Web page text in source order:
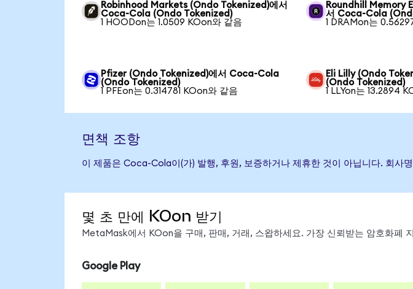
Robinhood Markets (Ondo Tokenized)에서
Coca-Cola (Ondo Tokenized)
1 HOODon는 1.0509 KOon와 같음
Roundhill Memory
서 Coca-Cola
1 DRAMon는
Pfizer (Ondo Tokenized)에서 Coca-Cola
(Ondo Tokenized)
1 PFEon는 0.314781 KOon와 같음
Eli Lilly (Ondo
(Ondo Tokenized)
1 LLYon는 13.2894
면책 조항
이 제품은 Coca-Cola이(가) 발행, 후원, 보증하거나 제휴한 것이 아닙니다. 회사
몇 초 만에 KOon 받기
MetaMask에서 KOon을 구매, 판매, 거래, 스왑하세요. 가장 신뢰받는 암호화폐
Google Play